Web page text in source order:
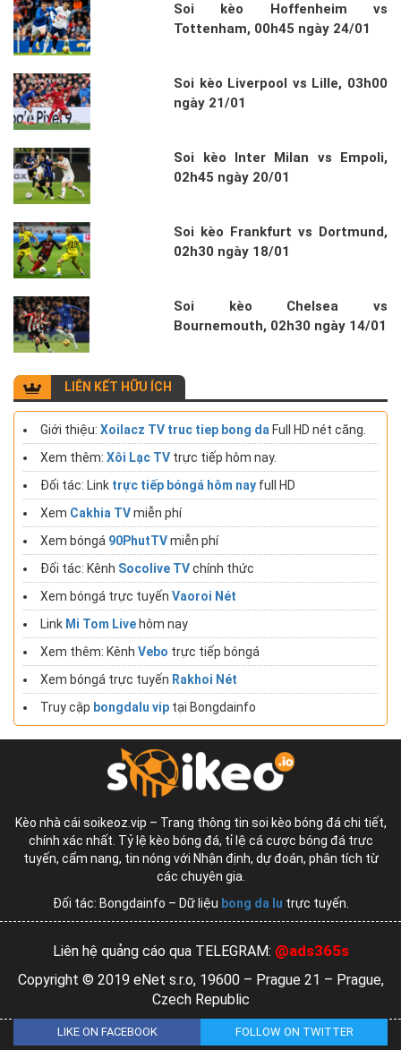
Soi kèo Hoffenheim vs
Tottenham, 00h45 ngày 24/01
Soi kèo Liverpool vs Lille, 03h00
ngày 21/01
Soi kèo Inter Milan vs Empoli,
02h45 ngày 20/01
Soi kèo Frankfurt vs Dortmund,
02h30 ngày 18/01
Soi kèo Chelsea vs
Bournemouth, 02h30 ngày 14/01
LIÊN KẾT HỮU ÍCH
Giới thiệu: Xoilacz TV truc tiep bong da Full HD nét căng.
Xem thêm: Xôi Lạc TV trực tiếp hôm nay.
Đối tác: Link trực tiếp bóngá hôm nay full HD
Xem Cakhia TVmiễn phí
Xem bóngá 90PhutTVmiễn phí
Đối tác: Kênh Socolive TVchính thức
Xem bóngá trực tuyến Vaoroi Nét
Link Mi Tom Live hôm nay
Xem thêm: Kênh Vebo trực tiếp bóngá
Xem bóngá trực tuyến Rakhoi Nét
Truy cập bongdalu vip tại Bongdainfo
Kèo nhà cái soikeoz.vip – Trang thông tin soi kèo bóng đá chi tiết,
chính xác nhất. Tỷ lệ kèo bóng đá, tỉ lệ cá cược bóng đá trực
tuyến, cẩm nang, tin nóng với Nhận định, dự đoán, phân tích từ
các chuyên gia.
Đối tác: Bongdainfo – Dữ liệu bong da lu trực tuyến.
Liên hệ quảng cáo qua TELEGRAM: @ads365s
Copyright © 2019 eNet s.r.o, 19600 – Prague 21 – Prague,
Czech Republic
LIKE ON FACEBOOK FOLLOW ON TWITTER